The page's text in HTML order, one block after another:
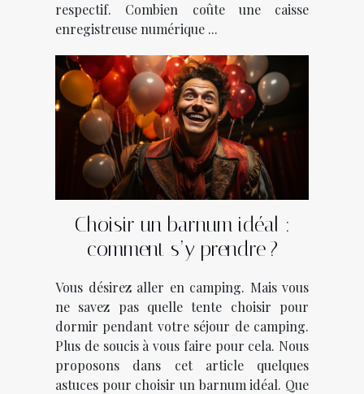
respectif. Combien coûte une caisse
enregistreuse numérique ...
Choisir un barnum idéal :
comment s’y prendre ?
Vous désirez aller en camping. Mais vous
ne savez pas quelle tente choisir pour
dormir pendant votre séjour de camping.
Plus de soucis à vous faire pour cela. Nous
proposons dans cet article quelques
astuces pour choisir un barnum idéal. Que